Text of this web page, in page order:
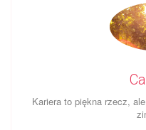
Ka­riera to piękna rzecz,